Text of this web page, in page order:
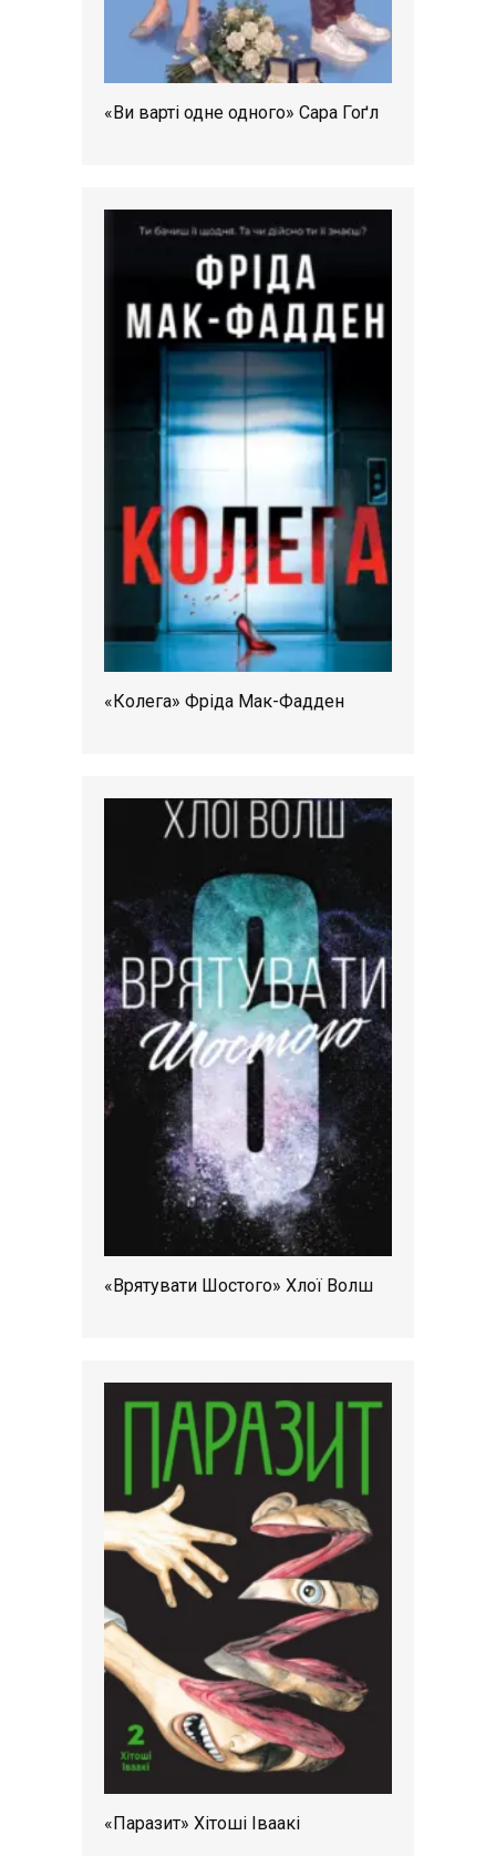
«Ви варті одне одного» Сара Гоґл
«Колега» Фріда Мак-Фадден
«Врятувати Шостого» Хлої Волш
«Паразит» Хітоші Іваакі